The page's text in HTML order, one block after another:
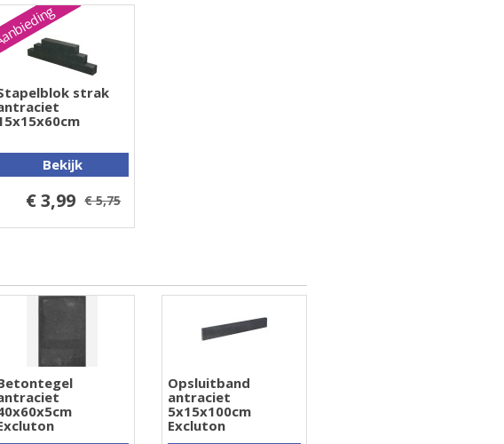
strak
Bekijk
€ 3,99 € 5,75
Opsluitband
antraciet
5x15x100cm
Excluton